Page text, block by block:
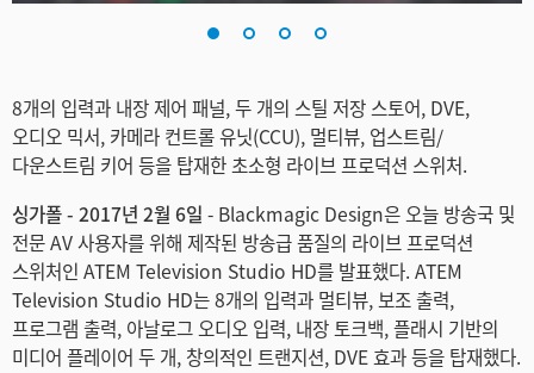
Hong Kong SAR, China
Italy
Japan
Korea
8개의 입력과 내장 제어 패널, 두 개의 스틸 저장 스토어, DVE,
오디오 믹서, 카메라 컨트롤 유닛(CCU), 멀티뷰, 업스트림/
다운스트림 키어 등을 탑재한 초소형 라이브 프로덕션 스위처.
싱가폴 - 2017년 2월 6일 - Blackmagic Design은 오늘 방송국 및
전문 AV 사용자를 위해 제작된 방송급 품질의 라이브 프로덕션
스위처인 ATEM Television Studio HD를 발표했다. ATEM
Television Studio HD는 8개의 입력과 멀티뷰, 보조 출력,
프로그램 출력, 아날로그 오디오 입력, 내장 토크백, 플래시 기반의
미디어 플레이어 두 개, 창의적인 트랜지션, DVE 효과 등을 탑재했다.